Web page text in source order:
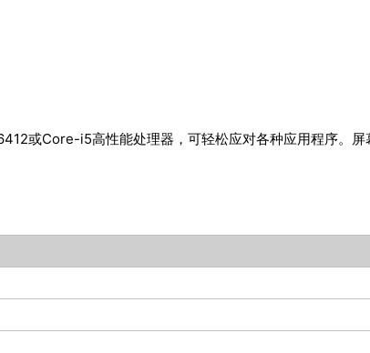
或Core-i5高性能处理器，可轻松应对各种应用程序。